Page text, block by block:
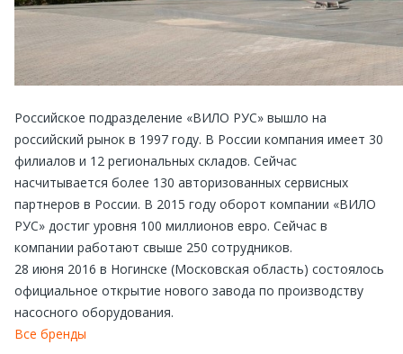
Российское подразделение «ВИЛО РУС» вышло на
российский рынок в 1997 году. В России компания имеет 30
филиалов и 12 региональных складов. Сейчас
насчитывается более 130 авторизованных сервисных
партнеров в России. В 2015 году оборот компании «ВИЛО
РУС» достиг уровня 100 миллионов евро. Сейчас в
компании работают свыше 250 сотрудников.
28 июня 2016 в Ногинске (Московская область) состоялось
официальное открытие нового завода по производству
насосного оборудования.
Все бренды